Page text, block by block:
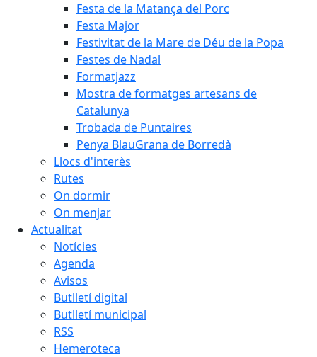
Festa de la Matança del Porc
Festa Major
Festivitat de la Mare de Déu de la Popa
Festes de Nadal
Formatjazz
Mostra de formatges artesans de
Catalunya
Trobada de Puntaires
Penya BlauGrana de Borredà
Llocs d'interès
Rutes
On dormir
On menjar
Actualitat
Notícies
Agenda
Avisos
Butlletí digital
Butlletí municipal
RSS
Hemeroteca